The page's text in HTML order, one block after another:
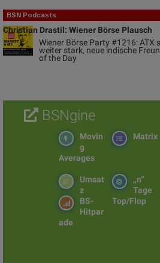
BSN Podcasts
Christian Drastil: Wiener Börse Plausch
Wiener Börse Party #1216: ATX
weiter stark, neue indische
of the Day
BSNgine
Matrix
Movin
g
Averages
„n“
Tage
Top/Flop
Umsat
z
BS-
Hitpar
ade